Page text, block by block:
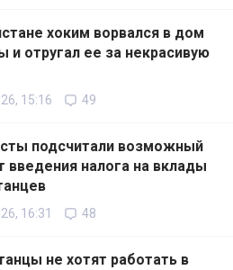
хоким ворвался в дом
отругал ее за некрасивую
15:16 49
подсчитали возможный
введения налога на вклады
16:31 48
не хотят работать в